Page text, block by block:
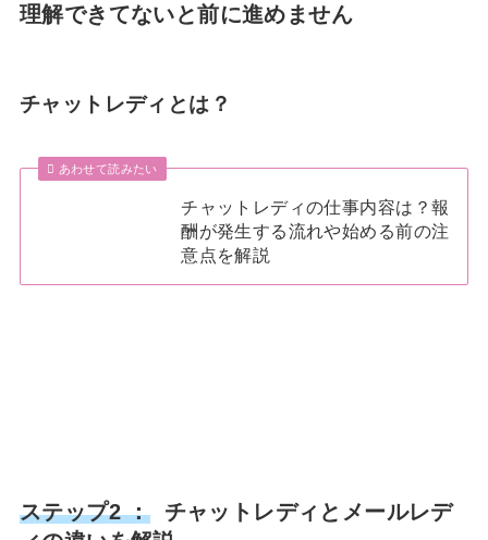
理解できてないと前に進めません
チャットレディとは？
あわせて読みたい
チャットレディの仕事内容は？報
酬が発生する流れや始める前の注
意点を解説
ステップ2 ：チャットレディとメールレデ